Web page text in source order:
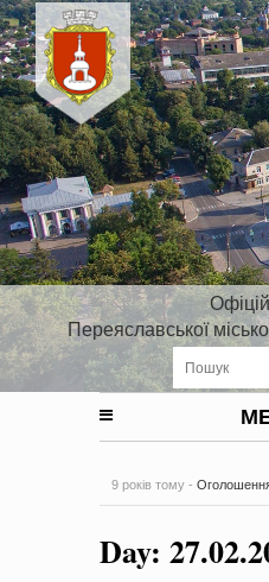
Переяславської
9 років тому - Оголошення
на період 2018 – 2020
проектів
-0 Коментарів
Day: